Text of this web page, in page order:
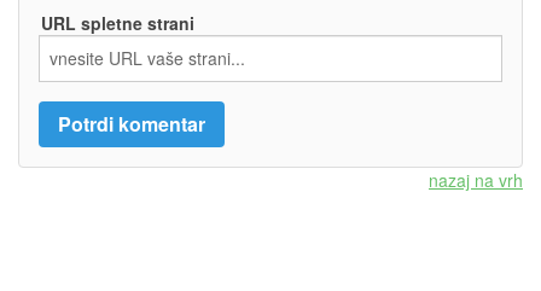
URL spletne strani
nazaj na vrh